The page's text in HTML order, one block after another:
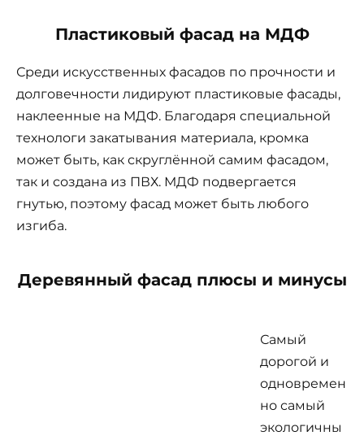
Пластиковый фасад на МДФ
Среди искусственных фасадов по прочности и
долговечности лидируют пластиковые фасады,
наклеенные на МДФ. Благодаря специальной
технологи закатывания материала, кромка
может быть, как скруглённой самим фасадом,
так и создана из ПВХ. МДФ подвергается
гнутью, поэтому фасад может быть любого
изгиба.
Деревянный фасад плюсы и минусы
Самый
дорогой и
одновремен
но самый
экологичны